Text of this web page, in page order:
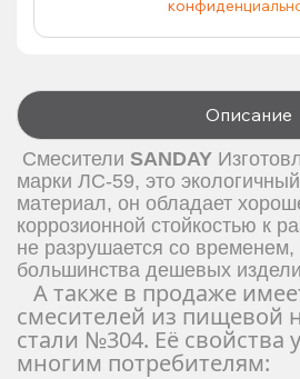
Описание
Смесители SANDAY И
марки ЛС-59, это
материал, он обладает
коррозионной стойкостью к
не разрушается со временем,
большинства дешевых
А также в продаже
смесителей из пищевой
стали №304. Её свойства
многим потребителям: